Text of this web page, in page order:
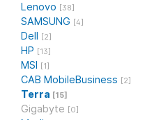
Lenovo [38]
SAMSUNG [4]
Dell [2]
HP [13]
MSI [1]
CAB MobileBusiness [2]
Terra [15]
Gigabyte [0]